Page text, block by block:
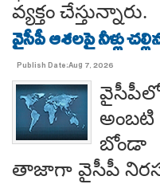
వ్యక్తం చేస్తున్నారు.
వైసీపీ ఆశలపై నీళ్లు
Publish Date:Aug 7, 2026
బోండా
తాజాగా వైసీపీ